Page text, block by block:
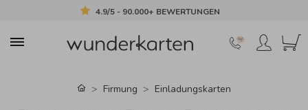
4.9/5 - 90.000+ BEWERTUNGEN
Firmung Einladungskarten